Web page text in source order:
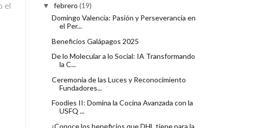
el
▼ febrero (19)
Domingo Valencia: Pasión y Perseverancia en
el Per...
Beneficios Galápagos 2025
De lo Molecular a lo Social: IA Transformando
la C...
Ceremonia de las Luces y Reconocimiento
Fundadores...
Foodies II: Domina la Cocina Avanzada con la
USFQ ...
¡Conoce los beneficios que DHL tiene para la